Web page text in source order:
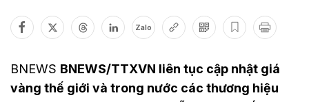
Zalo
BNEWS BNEWS/TTXVN liên tục cập nhật giá
vàng thế giới và trong nước các thương hiệu